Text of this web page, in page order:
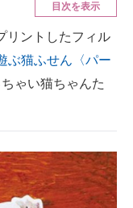
目次を表示
リントしたフィル
ぶ猫ふせん〈パー
ゃい猫ちゃんた